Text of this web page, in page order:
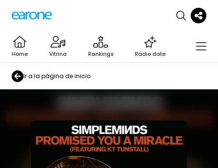
Home Vitrina Rankings Radio date
Ir a la página de inicio